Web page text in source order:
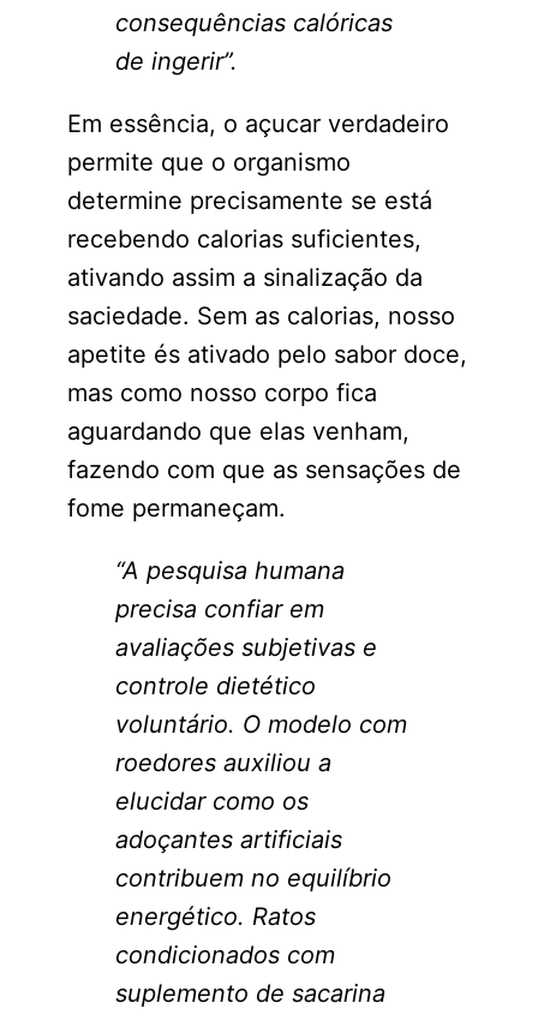
consequências calóricas
de ingerir”.
Em essência, o açucar verdadeiro
permite que o organismo
determine precisamente se está
recebendo calorias suficientes,
ativando assim a sinalização da
saciedade. Sem as calorias, nosso
apetite és ativado pelo sabor doce,
mas como nosso corpo fica
aguardando que elas venham,
fazendo com que as sensações de
fome permaneçam.
“A pesquisa humana
precisa confiar em
avaliações subjetivas e
controle dietético
voluntário. O modelo com
roedores auxiliou a
elucidar como os
adoçantes artificiais
contribuem no equilíbrio
energético. Ratos
condicionados com
suplemento de sacarina